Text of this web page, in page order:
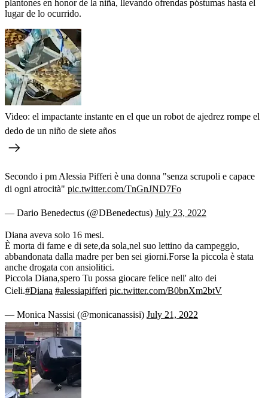
plantones en honor de la niña, llevando ofrendas póstumas hasta el
lugar de lo ocurrido.
Video: el impactante instante en el que un robot de ajedrez rompe el
dedo de un niño de siete años
Secondo i pm Alessia Pifferi è una donna "senza scrupoli e capace
di ogni atrocità" pic.twitter.com/TnGnJND7Fo
— Dario Benedectus (@DBenedectus) July 23, 2022
Diana aveva solo 16 mesi.
È morta di fame e di sete,da sola,nel suo lettino da campeggio,
abbandonata dalla madre per ben sei giorni.Forse la piccola è stata
anche drogata con ansiolitici.
Piccola Diana,spero Tu possa giocare felice nell' alto dei
Cieli.#Diana #alessiapifferi pic.twitter.com/B0bnXm2btV
— Monica Nassisi (@monicanassisi) July 21, 2022